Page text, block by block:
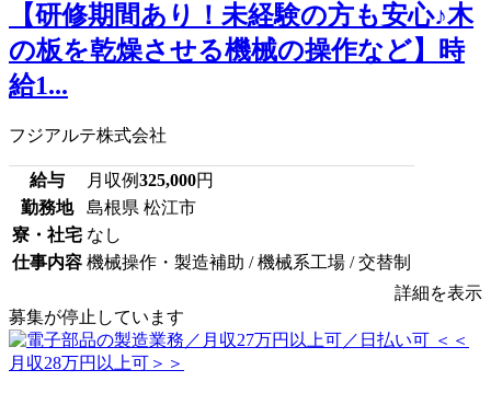
【研修期間あり！未経験の方も安心♪木
の板を乾燥させる機械の操作など】時
給1...
フジアルテ株式会社
給与 月収例325,000円
勤務地
島根県 松江市
寮・社宅 なし
仕事内容 機械操作・製造補助 / 機械系工場 / 交替制
詳細を表示
募集が停止しています